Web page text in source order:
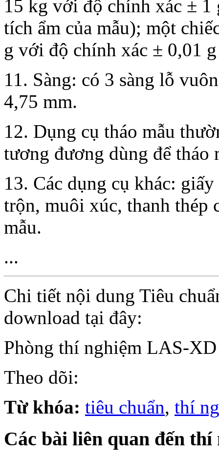
15 kg với độ chính xác ±
tích ẩm của mẫu); một
g với độ chính xác ± 0,01
11. Sàng: có 3 sàng lỗ
4,75 mm.
12. Dụng cụ tháo mẫu
tương đương dùng để tháo
13. Các dụng cụ khác:
trộn, muôi xúc, thanh thép
mẫu.
...
Chi tiết nội dung Tiêu
download tại đây:
Phòng thí nghiệm LAS-
Theo dõi:
Từ khóa: tiêu chuẩn, thí
Các bài liên quan đến thí